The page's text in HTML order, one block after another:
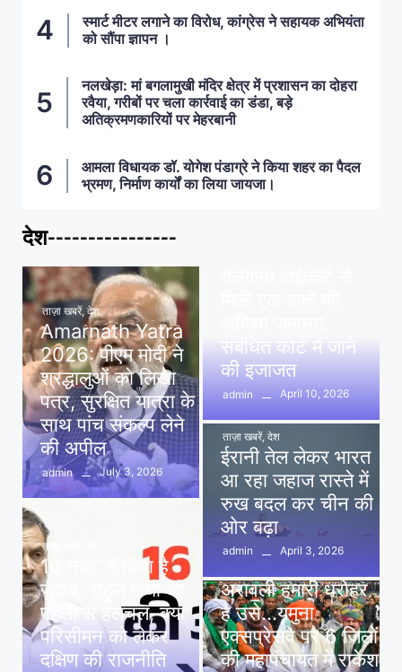
स्मार्ट मीटर लगाने का विरोध, कांग्रेस ने सहायक अभियंता
को सौंपा ज्ञापन ।
नलखेड़ा: मां बगलामुखी मंदिर क्षेत्र में प्रशासन का दोहरा
रवैया, गरीबों पर चला कार्रवाई का डंडा, बड़े
अतिक्रमणकारियों पर मेहरबानी
आमला विधायक डॉ. योगेश पंडाग्रे ने किया शहर का पैदल
भ्रमण, निर्माण कार्यों का लिया जायजा।
देश----------------
ताज़ा खबरें, देश
Amarnath Yatra
2026: पीएम मोदी ने
श्रद्धालुओं को लिखा
पत्र, सुरक्षित यात्रा के
साथ पांच संकल्प लेने
की अपील
admin July 3, 2026
ताज़ा खबरें
16 नंबर’ में छिपा है
जवाब: राहुल गांधी की
पहेली से हलचल, क्या
परिसीमन को लेकर
दक्षिण की राजनीति
संबंधित कोर्ट में जाने
की इजाजत
admin April 10, 2026
ताज़ा खबरें, देश
ईरानी तेल लेकर भारत
आ रहा जहाज रास्ते में
रुख बदल कर चीन की
ओर बढ़ा
admin
April 3, 2026
अरावली हमारी धरोहर
है उसे…यमुना
एक्सप्रेसवे पर 6 जिलों
की महापंचायत में राकेश